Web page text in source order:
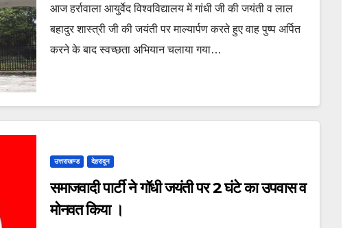
आज हर्रावाला आयुर्वेद विश्वविद्यालय में गांधी जी की जयंती व लाल
बहादुर शास्त्री जी की जयंती पर माल्यार्पण करते हुए वाह पुष्प अर्पित
करने के बाद स्वच्छता अभियान चलाया गया…
उत्तराखण्ड देहरादून
समाजवादी पार्टी ने गॉधी जयंती पर 2 घंटे का उपवास व
मोनवत किया ।